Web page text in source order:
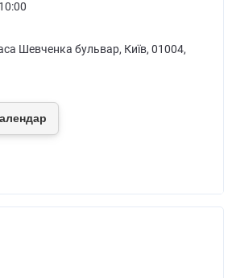
Шевченка бульвар, Київ, 01004,